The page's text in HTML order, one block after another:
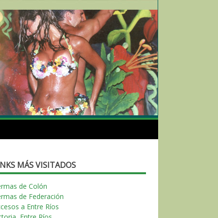
MÁS VISITADOS
de Colón
de Federación
a Entre Ríos